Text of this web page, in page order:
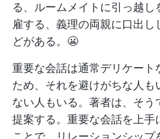
る、ルームメイトに引っ越
雇する、義理の両親に口出し
どがある。😬
重要な会話は通常デリケート
ため、それを避けがちな人も
ない人もいる。著者は、そう
提案する。重要な会話を上手